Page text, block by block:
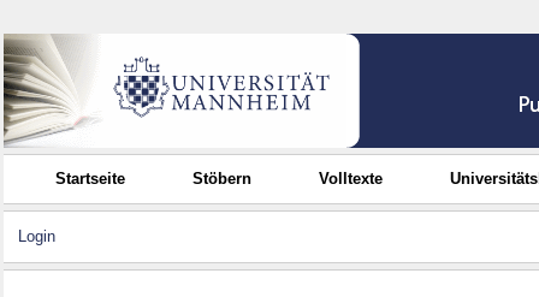
Startseite Stöbern Volltexte
Login